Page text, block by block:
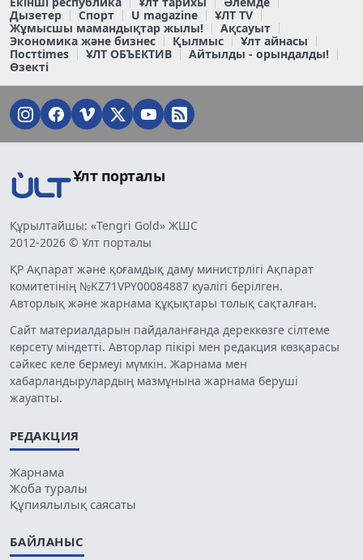
Дызетер
Спорт U magazine
ҰЛТ TV
Жұмысшы мамандықтар жылы!
Ақсауыт
Экономика және бизнес
Қылмыс
Ұлт айнасы
Постtimes
ҰЛТ ОБЪЕКТИВ
Айтылды - орындалды!
Өзекті
Ұлт порталы
Құрылтайшы: «Tengri Gold» ЖШС
2012-2026 © Ұлт порталы
ҚР Ақпарат және қоғамдық даму министрлігі Ақпарат
комитетінің №KZ71VPY00084887 куәлігі берілген.
Авторлық және жарнама құқықтары толық сақталған.
Сайт материалдарын пайдаланғанда дереккөзге сілтеме
көрсету міндетті. Авторлар пікірі мен редакция көзқарасы
сәйкес келе бермеуі мүмкін. Жарнама мен
хабарландырулардың мазмұнына жарнама беруші
жауапты.
РЕДАКЦИЯ
Жарнама
Жоба туралы
Құпиялылық саясаты
БАЙЛАНЫС